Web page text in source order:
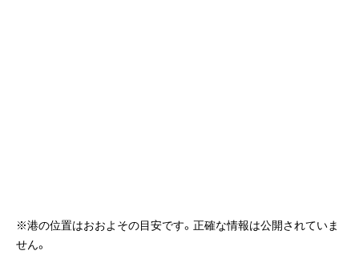
※港の位置はおおよその目安です。正確な情報は公開されていま
せん。